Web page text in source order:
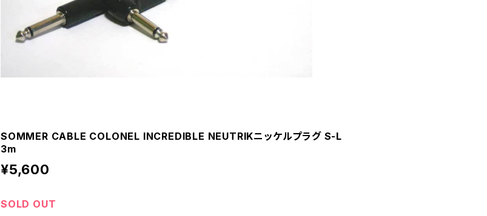
SOMMER CABLE COLONEL INCREDIBLE NEUTRIKニッケルプラグ S-L
3m
¥5,600
SOLD OUT